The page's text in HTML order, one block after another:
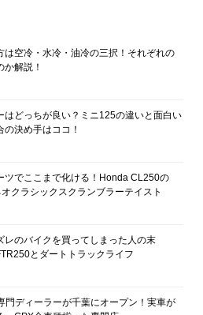
は空冷・水冷・油冷の三択！それぞれの
解説！
はどっちが良い？ミニ125の違いと面白い
決め手はココ！
ツでここまで化ける！Honda CL250の
クラシックスクランブラーテイスト
レのバイクを買ってしまった人の末
とダートトラックライフ
門ディーラーが千葉にオープン！実車が